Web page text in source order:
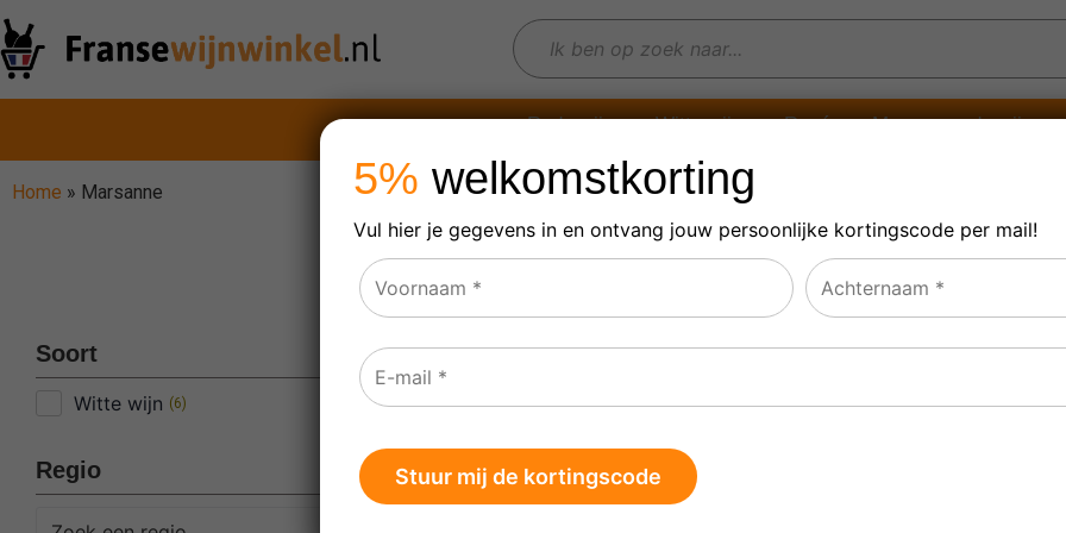
Rode wijn Witte wijn Rosé Mousserende wijn
Home » Marsanne
Marsanne
Soort
Witte wijn (6)
Regio
5% welkomstkorting
Vul hier je gegevens in en ontvang jouw persoonlijke kortingscode per mail!